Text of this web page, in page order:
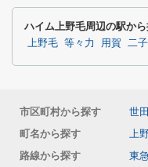
ハイム上野毛周辺の駅か
上野毛 等々力 用賀 二子
市区町村から探す 世
町名から探す
上
路線から探す
東